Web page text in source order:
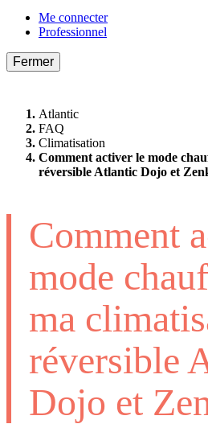
Me connecter
Professionnel
Fermer
Atlantic
FAQ
Climatisation
Comment activer le mode
réversible Atlantic Dojo et
Comment
mode
ma
réversible
Dojo et